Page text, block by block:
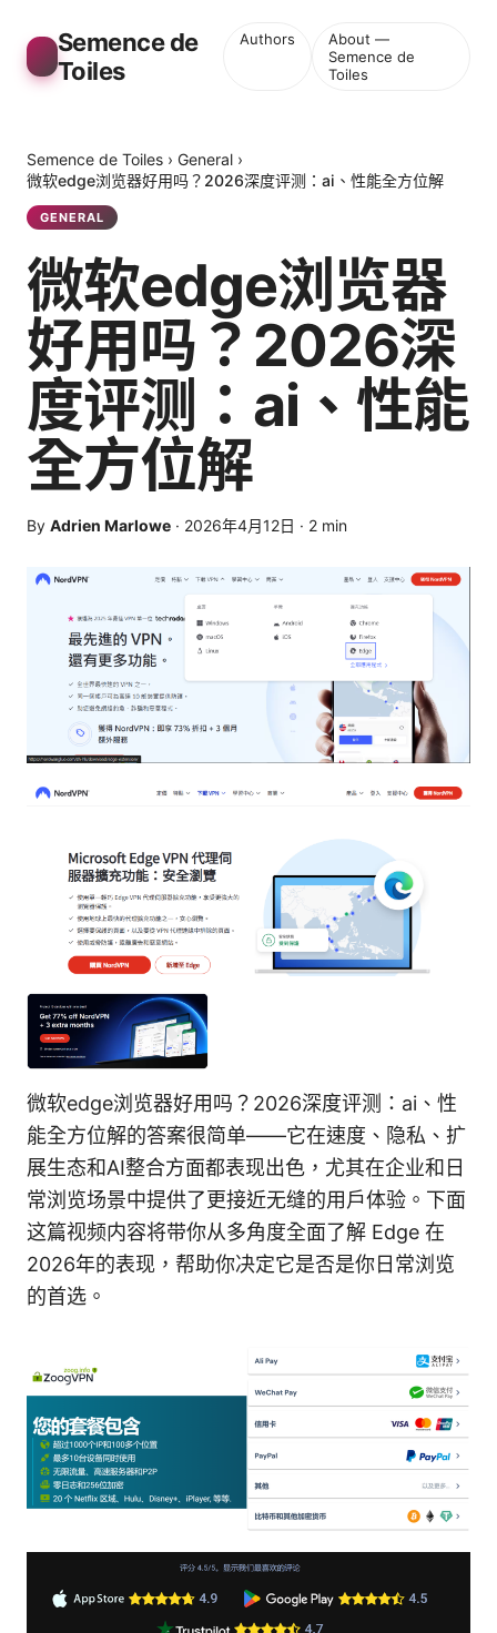
Semence de
Toiles
Authors
About —
Semence de
Toiles
Semence de Toiles › General ›
微软edge浏览器好用吗？2026深度评测：ai、性能全方位解
GENERAL
微软edge浏览器
好用吗？2026深
度评测：ai、性能
全方位解
By Adrien Marlowe · 2026年4月12日 · 2 min
微软edge浏览器好用吗？2026深度评测：ai、性
能全方位解的答案很简单——它在速度、隐私、扩
展生态和AI整合方面都表现出色，尤其在企业和日
常浏览场景中提供了更接近无缝的用户体验。下面
这篇视频内容将带你从多角度全面了解 Edge 在
2026年的表现，帮助你决定它是否是你日常浏览
的首选。